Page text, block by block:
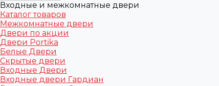
Входные и межкомнатные двери
Каталог товаров
Межкомнатные двери
Двери по акции
Двери Portika
Белые Двери
Скрытые двери
Входные Двери
Входные двери Гардиан